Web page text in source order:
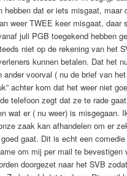
hebben dat er iets misgaat, maar
weer TWEE keer misgaat, daar
juli PGB toegekend hebben
niet op de rekening van het
kunnen betalen. Dat het
ander voorval ( nu de brief van
achter kom dat het weer niet
telefoon zegt dat ze te rade
wat er ( nu weer) is misgegaan.
zaak kan afhandelen om er
gaat. Dit is echt een
om mij per mail te bevestigen
doorgezet naar het SVB